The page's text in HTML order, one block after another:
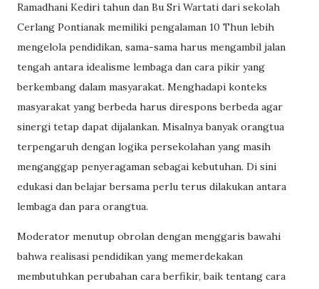
Ramadhani Kediri tahun dan Bu Sri Wartati dari sekolah
Cerlang Pontianak memiliki pengalaman 10 Thun lebih
mengelola pendidikan, sama-sama harus mengambil jalan
tengah antara idealisme lembaga dan cara pikir yang
berkembang dalam masyarakat. Menghadapi konteks
masyarakat yang berbeda harus direspons berbeda agar
sinergi tetap dapat dijalankan. Misalnya banyak orangtua
terpengaruh dengan logika persekolahan yang masih
menganggap penyeragaman sebagai kebutuhan. Di sini
edukasi dan belajar bersama perlu terus dilakukan antara
lembaga dan para orangtua.
Moderator menutup obrolan dengan menggaris bawahi
bahwa realisasi pendidikan yang memerdekakan
membutuhkan perubahan cara berfikir, baik tentang cara